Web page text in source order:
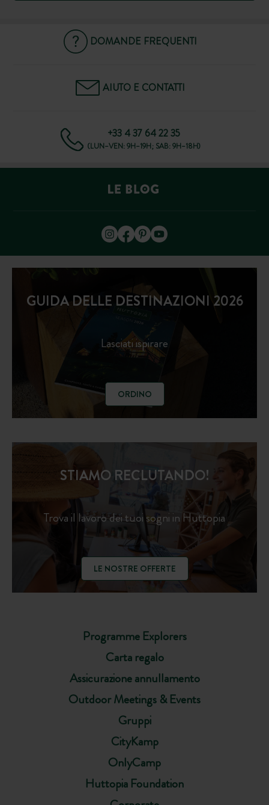
DOMANDE FREQUENTI
AIUTO E CONTATTI
+33 4 37 64 22 35
(LUN–VEN: 9H–19H; SAB: 9H–18H)
GUIDA DELLE DESTINAZIONI 2026
Lasciati ispirare
ORDINO
Programme Explorers
Carta regalo
Assicurazione annullamento
Outdoor Meetings & Events
Gruppi
CityKamp
OnlyCamp
Huttopia Foundation
STIAMO RECLUTANDO!
Trova il lavoro dei tuoi sogni in Huttopia
LE NOSTRE OFFERTE